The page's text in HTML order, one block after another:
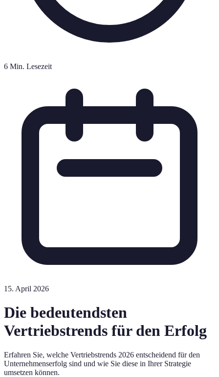
6 Min. Lesezeit
15. April 2026
Die bedeutendsten
Vertriebstrends für den Erfolg
Erfahren Sie, welche Vertriebstrends 2026 entscheidend für den
Unternehmenserfolg sind und wie Sie diese in Ihrer Strategie
umsetzen können.